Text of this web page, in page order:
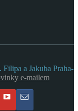
a Jakuba Praha-
e-mailem